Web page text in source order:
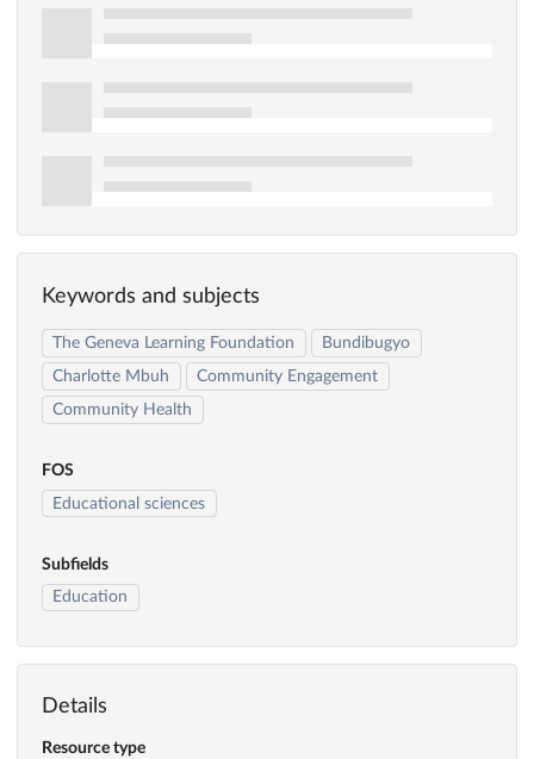
Keywords and subjects
The Geneva Learning Foundation
Bundibugyo
Charlotte Mbuh
Community Engagement
Community Health
FOS
Educational sciences
Subfields
Education
Details
Resource type